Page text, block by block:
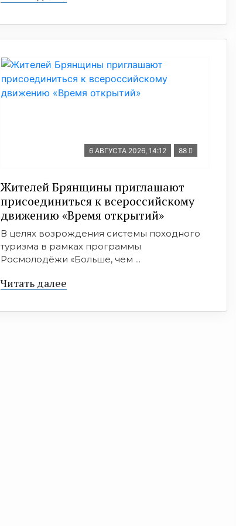
6 АВГУСТА 2026, 14:12 88
Жителей Брянщины приглашают
присоединиться к всероссийскому
движению «Время открытий»
В целях возрождения системы походного
туризма в рамках программы
Росмолодёжи «Больше, чем ...
Читать далее